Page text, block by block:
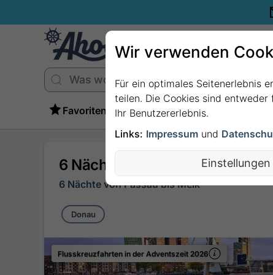
Favoriten
6 Nächte - Weihnachten auf
6 Nächte von Passau bis Melk
Donau
Flusskreuzfahrten in der Adventszeit 2026
Wir verwenden
Für ein optimales Seitenerlebnis
teilen. Die Cookies sind
Ihr Benutzererlebnis.
Links: Impressum und